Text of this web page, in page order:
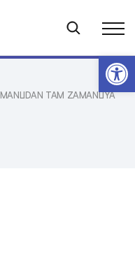
TAM ZAMANLIYA